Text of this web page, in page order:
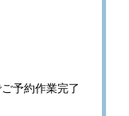
予約作業完了